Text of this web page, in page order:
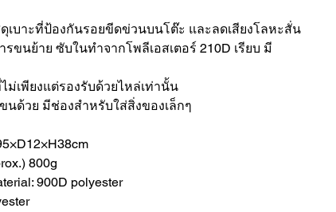
เบาะที่ป้องกันรอยขีดข่วนบนโต๊ะ และลดเสียงโลหะสั่น
รขนย้าย ซับในทําจากโพลีเอสเตอร์ 210D เรียบ มี
ม่เพียงแต่รองรับด้วยไหล่เท่านั้น
นด้วย มีช่องสำหรับใส่สิ่งของเล็กๆ
800g
900D polyester